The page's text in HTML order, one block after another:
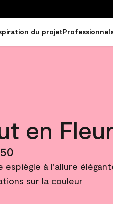
du projetProfessionnels
en
espiègle à l’allure
sur la couleur